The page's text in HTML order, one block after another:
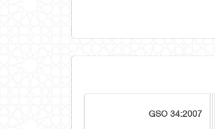
GSO 34:2007